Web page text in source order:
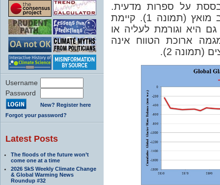
Username
Password
New? Register here
Forgot your password?
Latest Posts
The floods of the future won’t
come one at a time
2026 SkS Weekly Climate Change
& Global Warming News
Roundup #32
על ספרות מדעית.
בממוצע גלובלי, קרחונים מתכווצים בקצב מואץ (תמונה 1). קיימת
היא וגורמת לעליה או
ארוכת הטווח אינה